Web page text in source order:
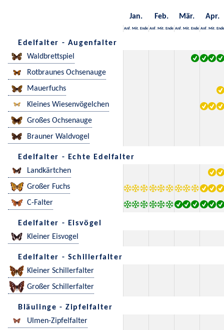
Jan. Feb. Mär. Apr.
Anf. Mit. Ende Anf. Mit. Ende Anf. Mit. Ende Anf. Mit. Ende
Edelfalter - Augenfalter
Waldbrettspiel
Rotbraunes Ochsenauge
Mauerfuchs
Kleines Wiesenvögelchen
Großes Ochsenauge
Brauner Waldvogel
Edelfalter - Echte Edelfalter
Landkärtchen
Großer Fuchs
C-Falter
Edelfalter - Eisvögel
Kleiner Eisvogel
Edelfalter - Schillerfalter
Kleiner Schillerfalter
Großer Schillerfalter
Bläulinge - Zipfelfalter
Ulmen-Zipfelfalter